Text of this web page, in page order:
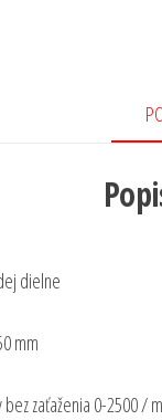
dielne
mm
zaťaženia 0-2500 /